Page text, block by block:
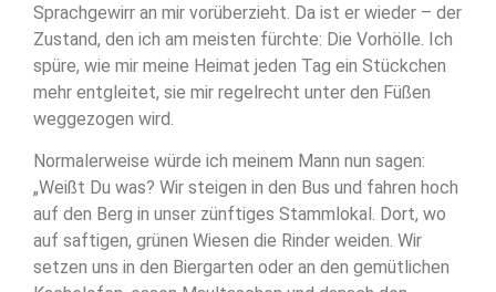
Sprachgewirr an mir vorüberzieht. Da ist er wieder – der
Zustand, den ich am meisten fürchte: Die Vorhölle. Ich
spüre, wie mir meine Heimat jeden Tag ein Stückchen
mehr entgleitet, sie mir regelrecht unter den Füßen
weggezogen wird.
Normalerweise würde ich meinem Mann nun sagen:
„Weißt Du was? Wir steigen in den Bus und fahren hoch
auf den Berg in unser zünftiges Stammlokal. Dort, wo
auf saftigen, grünen Wiesen die Rinder weiden. Wir
setzen uns in den Biergarten oder an den gemütlichen